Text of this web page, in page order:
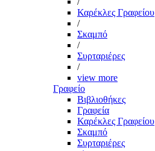
Καρέκλες Γραφείου
/
Σκαμπό
/
Συρταριέρες
/
view more
Γραφείο
Βιβλιοθήκες
Γραφεία
Καρέκλες Γραφείου
Σκαμπό
Συρταριέρες